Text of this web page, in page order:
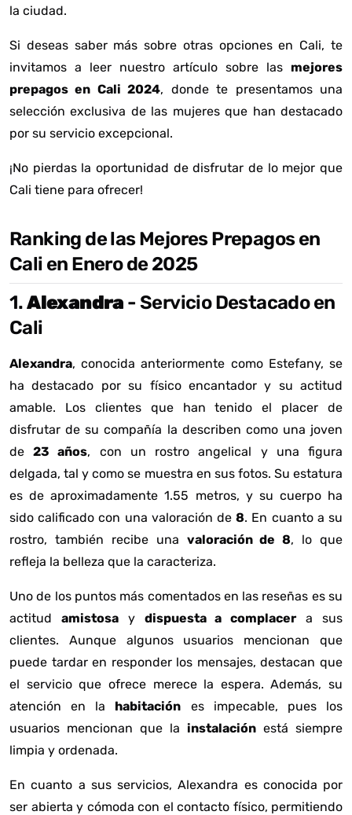
la ciudad.
Si deseas saber más sobre otras opciones en Cali, te
invitamos a leer nuestro artículo sobre las mejores
prepagos en Cali 2024, donde te presentamos una
selección exclusiva de las mujeres que han destacado
por su servicio excepcional.
¡No pierdas la oportunidad de disfrutar de lo mejor que
Cali tiene para ofrecer!
Ranking de las Mejores Prepagos en
Cali en Enero de 2025
1.Alexandra - Servicio Destacado en
Cali
Alexandra, conocida anteriormente como Estefany, se
ha destacado por su físico encantador y su actitud
amable. Los clientes que han tenido el placer de
disfrutar de su compañía la describen como una joven
de23 años, con un rostro angelical y una figura
delgada, tal y como se muestra en sus fotos. Su estatura
es de aproximadamente 1.55 metros, y su cuerpo ha
sido calificado con una valoración de8. En cuanto a su
rostro, también recibe una valoración de 8, lo que
refleja la belleza que la caracteriza.
Uno de los puntos más comentados en las reseñas es su
actitud amistosay dispuesta a complacer a sus
clientes. Aunque algunos usuarios mencionan que
puede tardar en responder los mensajes, destacan que
el servicio que ofrece merece la espera. Además, su
atención en la habitación es impecable, pues los
usuarios mencionan que la instalación está siempre
limpia y ordenada.
En cuanto a sus servicios, Alexandra es conocida por
ser abierta y cómoda con el contacto físico, permitiendo